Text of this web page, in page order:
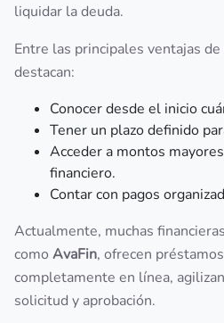
liquidar la deuda.
Entre las principales ventajas
destacan:
Conocer desde el inicio
Tener un plazo definido
Acceder a montos
financiero.
Contar con pagos
Actualmente, muchas
como AvaFin, ofrecen
completamente en línea,
solicitud y aprobación.